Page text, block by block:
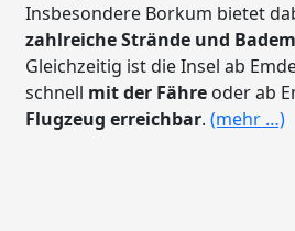
Insbesondere Borkum bietet
zahlreiche Strände und
Gleichzeitig ist die Insel ab
schnell mit der Fähre oder ab
Flugzeug erreichbar. (mehr …)